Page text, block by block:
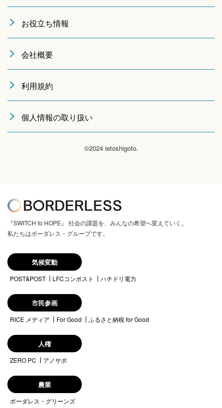
お役立ち情報
会社概要
利用規約
個人情報の取り扱い
©2024 ietoshigoto.
『SWITCH to HOPE』 社会の課題を、みんなの希望へ変えていく。
私たちはボーダレス・グループです。
気候変動
POST&POST LFCコンポスト ハチドリ電力
市民参画
RICE メディア For Good ふるさと納税 for Good
人権
ZERO PC アノサポ
農業
ボーダレス・グリーンズ